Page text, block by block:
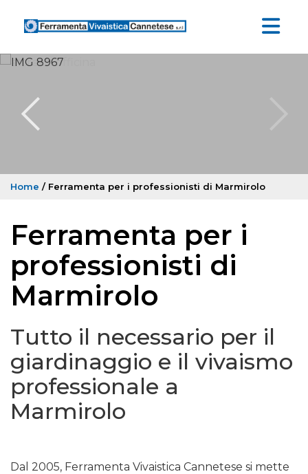
Home / Ferramenta per i professionisti di Marmirolo
Ferramenta per i
professionisti di
Marmirolo
Tutto il necessario per il
giardinaggio e il vivaismo
professionale a
Marmirolo
Dal 2005, Ferramenta Vivaistica Cannetese si mette